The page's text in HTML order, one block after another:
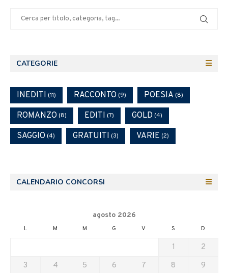
CATEGORIE
INEDITI (11) RACCONTO (9) POESIA (8)
ROMANZO (8) EDITI (7) GOLD (4)
SAGGIO (4) GRATUITI (3) VARIE (2)
CALENDARIO CONCORSI
agosto 2026
L M M G V S D
1
2
3
4 5 6 7 8
9